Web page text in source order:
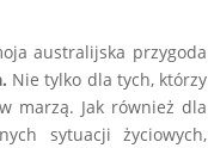
australijska przygoda
Nie tylko dla tych, którzy
marzą. Jak również dla
sytuacji życiowych,